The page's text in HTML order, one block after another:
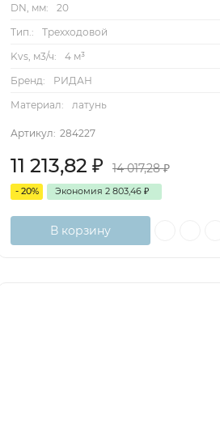
DN, мм:
20
Тип.:
Трехходовой
Kvs, м3/ч:
4 м³
Бренд:
РИДАН
Материал:
латунь
Артикул: 284227
11 213,82 ₽ 14 017,28₽
- 20% Экономия 2 803,46 ₽
В корзину